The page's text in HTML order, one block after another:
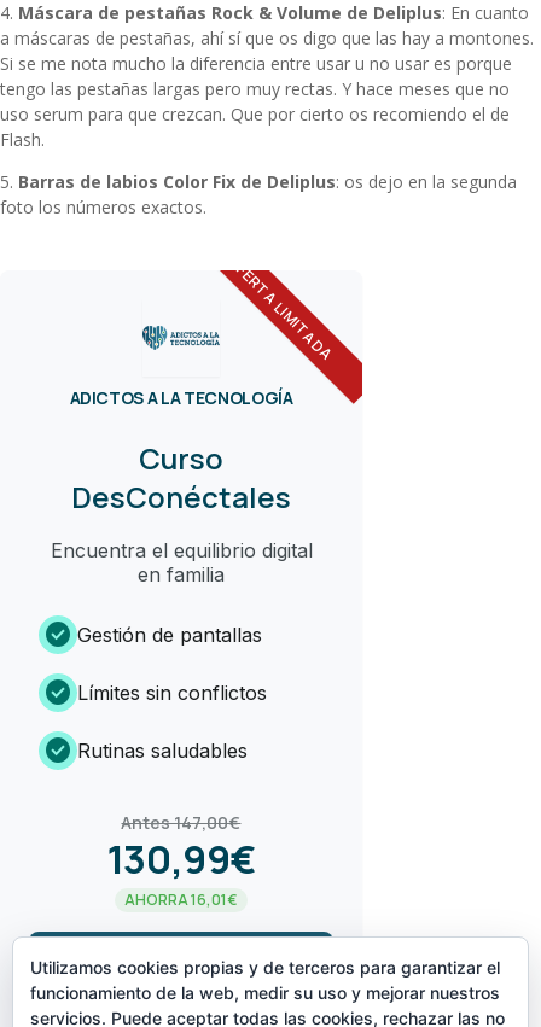
4. Máscara de pestañas Rock & Volume de Deliplus: En cuanto
a máscaras de pestañas, ahí sí que os digo que las hay a montones.
Si se me nota mucho la diferencia entre usar u no usar es porque
tengo las pestañas largas pero muy rectas. Y hace meses que no
uso serum para que crezcan. Que por cierto os recomiendo el de
Flash.
5. Barras de labios Color Fix de Deliplus: os dejo en la segunda
foto los números exactos.
OFERTA LIMITADA
ADICTOS A LA TECNOLOGÍA
Curso
DesConéctales
Encuentra el equilibrio digital
en familia
check_circle Gestión de pantallas
check_circle Límites sin conflictos
check_circle Rutinas saludables
Antes 147,00€
130,99€
AHORRA 16,01€
¡LO QUIERO!arrow_forward
Utilizamos cookies propias y de terceros para garantizar el
funcionamiento de la web, medir su uso y mejorar nuestros
servicios. Puede aceptar todas las cookies, rechazar las no